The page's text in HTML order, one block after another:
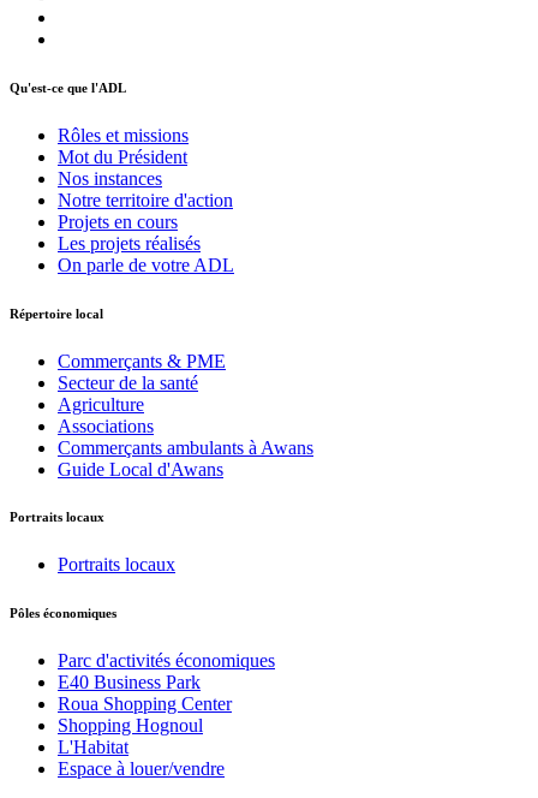
Qu'est-ce que l'ADL
Rôles et missions
Mot du Président
Nos instances
Notre territoire d'action
Projets en cours
Les projets réalisés
On parle de votre ADL
Répertoire local
Commerçants & PME
Secteur de la santé
Agriculture
Associations
Commerçants ambulants à Awans
Guide Local d'Awans
Portraits locaux
Portraits locaux
Pôles économiques
Parc d'activités économiques
E40 Business Park
Roua Shopping Center
Shopping Hognoul
L'Habitat
Espace à louer/vendre